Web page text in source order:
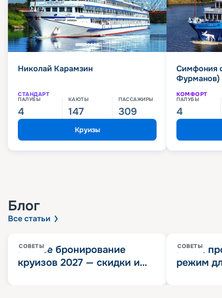
Николай Карамзин
СТАНДАРТ
ПАЛУБЫ
4
КАЮТЫ
147
ПАССАЖИРЫ
309
Круизы
Симфония
Фурманов)
КОМФОРТ
ПАЛУБЫ
4
Блог
Все статьи
СОВЕТЫ
Раннее бронирование
круизов 2027 — скидки и
СОВЕТЫ
Китай
режим